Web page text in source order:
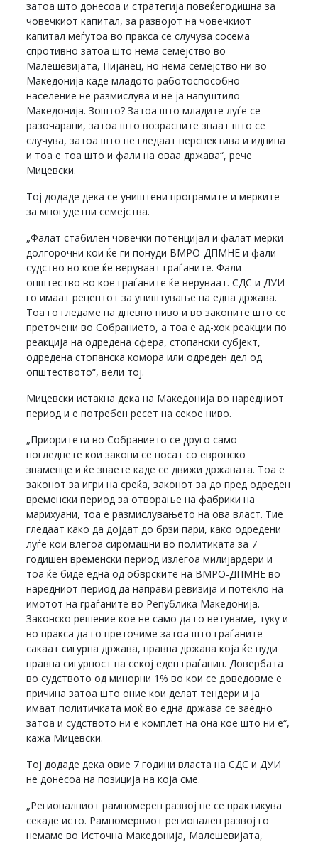
затоа што донесоа и стратегија повеќегодишна за
човечкиот капитал, за развојот на човечкиот
капитал меѓутоа во пракса се случува сосема
спротивно затоа што нема семејство во
Малешевијата, Пијанец, но нема семејство ни во
Македонија каде младото работоспособно
население не размислува и не ја напуштило
Македонија. Зошто? Затоа што младите луѓе се
разочарани, затоа што возрасните знаат што се
случува, затоа што не гледаат перспектива и иднина
и тоа е тоа што и фали на оваа држава“, рече
Мицевски.
Тој додаде дека се уништени програмите и мерките
за многудетни семејства.
„Фалат стабилен човечки потенцијал и фалат мерки
долгорочни кои ќе ги понуди ВМРО-ДПМНЕ и фали
судство во кое ќе веруваат граѓаните. Фали
општество во кое граѓаните ќе веруваат. СДС и ДУИ
го имаат рецептот за уништување на една држава.
Тоа го гледаме на дневно ниво и во законите што се
преточени во Собранието, а тоа е ад-хок реакции по
реакција на одредена сфера, стопански субјект,
одредена стопанска комора или одреден дел од
општеството“, вели тој.
Мицевски истакна дека на Македонија во наредниот
период и е потребен ресет на секое ниво.
„Приоритети во Собранието се друго само
погледнете кои закони се носат со европско
знаменце и ќе знаете каде се движи државата. Тоа е
законот за игри на среќа, законот за до пред одреден
временски период за отворање на фабрики на
марихуани, тоа е размислувањето на ова власт. Тие
гледаат како да дојдат до брзи пари, како одредени
луѓе кои влегоа сиромашни во политиката за 7
годишен временски период излегоа милијардери и
тоа ќе биде една од обврските на ВМРО-ДПМНЕ во
наредниот период да направи ревизија и потекло на
имотот на граѓаните во Република Македонија.
Законско решение кое не само да го ветуваме, туку и
во пракса да го преточиме затоа што граѓаните
сакаат сигурна држава, правна држава која ќе нуди
правна сигурност на секој еден граѓанин. Довербата
во судството од минорни 1% во кои се доведовме е
причина затоа што оние кои делат тендери и ја
имаат политичката моќ во една држава се заедно
затоа и судството ни е комплет на она кое што ни е“,
кажа Мицевски.
Тој додаде дека овие 7 години власта на СДС и ДУИ
не донесоа на позиција на која сме.
„Регионалниот рамномерен развој не се практикува
секаде исто. Рамномерниот регионален развој го
немаме во Источна Македонија, Малешевијата,